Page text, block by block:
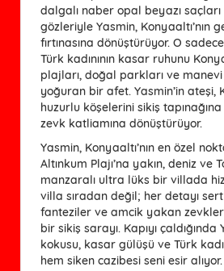
dalgalı naber opal beyazı
gözleriyle Yasmin, Konyaaltı’nın
fırtınasına dönüştürüyor. O
Türk kadınının kasar ruhunu
plajları, doğal parkları ve
yoğuran bir afet. Yasmin’in ateşi,
huzurlu köşelerini sikiş
zevk katliamına dönüştürüyor.
Yasmin, Konyaaltı’nın en özel
Altınkum Plajı’na yakın, deniz ve
manzaralı ultra lüks bir villada
villa sıradan değil; her detayı sert
fanteziler ve amcik yakan
bir sikiş sarayı. Kapıyı çaldığında
kokusu, kasar gülüşü ve Türk
hem siken cazibesi seni esir